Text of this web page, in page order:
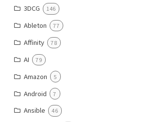
3DCG 146
Ableton 77
Affinity 78
AI 79
Amazon 5
Android 7
Ansible 46